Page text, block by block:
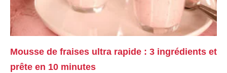
Mousse de fraises ultra rapide : 3 ingrédients et
prête en 10 minutes